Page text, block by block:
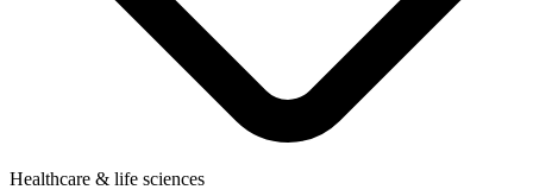
Healthcare & life sciences